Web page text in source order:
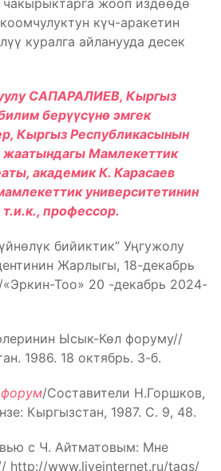
күч-аракетин
куралга айланууда десек
САПАРАЛИЕВ, Кыргыз
берүүсүнө эмгек
Кыргыз Республикасынын
жаатындагы Мамлекеттик
академикК. Карасаев
университетинин
т.и.к., профессор.
бийиктик” Уңгужолу
Жарлыгы, 18-декабрь
Тоо» 20 -декабрь 2024-
Ысык-Көл форуму//
1986. 18 октябрь. 3-б.
форум/Составители Н.Горшков,
Кыргызстан, 1987. С. 9, 48.
с Ч. Айтматовым: Мне
http://www.liveinternet.ru/tags/